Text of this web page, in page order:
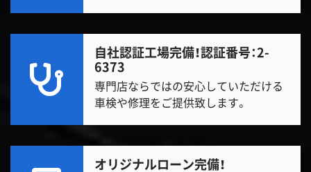
自社認証工場完備！認証番号：2-
6373
専門店ならではの安心していただける
車検や修理をご提供致します。
オリジナルローン完備！